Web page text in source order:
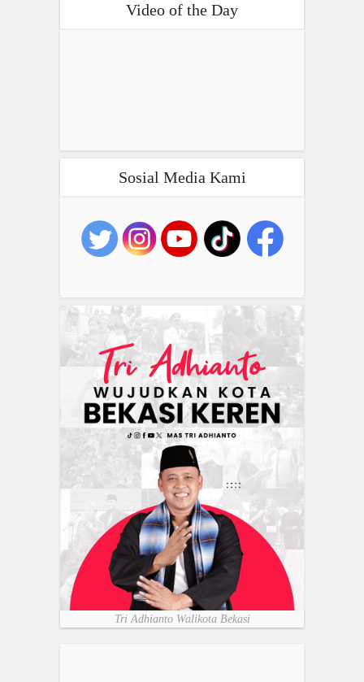
Video of the Day
Sosial Media Kami
Tri Adhianto Walikota Bekasi